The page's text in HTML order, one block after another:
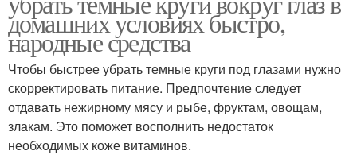
домашних условиях быстро,
народные средства
Чтобы быстрее убрать темные круги под глазами нужно
скорректировать питание. Предпочтение следует
отдавать нежирному мясу и рыбе, фруктам, овощам,
злакам. Это поможет восполнить недостаток
необходимых коже витаминов.